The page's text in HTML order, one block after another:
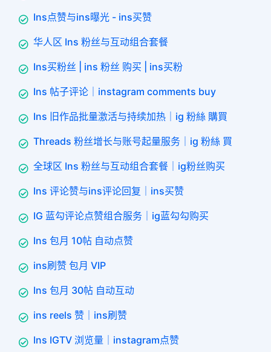
Ins点赞与ins曝光 - ins买赞
华人区 Ins 粉丝与互动组合套餐
Ins买粉丝 | ins 粉丝 购买 | ins买粉
Ins 帖子评论｜instagram comments buy
Ins 旧作品批量激活与持续加热｜ig 粉絲 購買
Threads 粉丝增长与账号起量服务｜ig 粉絲 買
全球区 Ins 粉丝与互动组合套餐｜ig粉丝购买
Ins 评论赞与ins评论回复｜ins买赞
IG 蓝勾评论点赞组合服务｜ig蓝勾勾购买
Ins 包月 10帖 自动点赞
ins刷赞 包月 VIP
Ins 包月 30帖 自动互动
ins reels 赞｜ins刷赞
Ins IGTV 浏览量｜instagram点赞